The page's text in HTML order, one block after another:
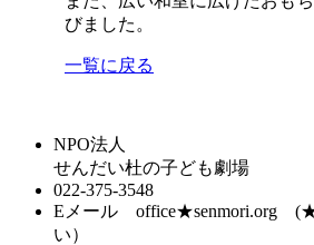
びました。
一覧に戻る
NPO法人
せんだい杜の子ども劇場
022-375-3548
Eメール office★senmori.org (★
い）